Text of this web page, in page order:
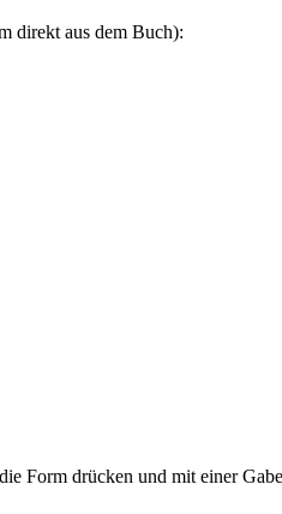
direkt aus dem Buch):
Form drücken und mit einer